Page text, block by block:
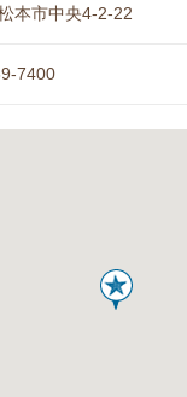
本市中央4-2-22
7400